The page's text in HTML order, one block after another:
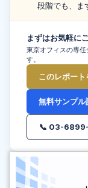
段階でも、ま
まずはお気軽に
東京オフィスの専
す。
このレポー
無料サンプ
📞 03-